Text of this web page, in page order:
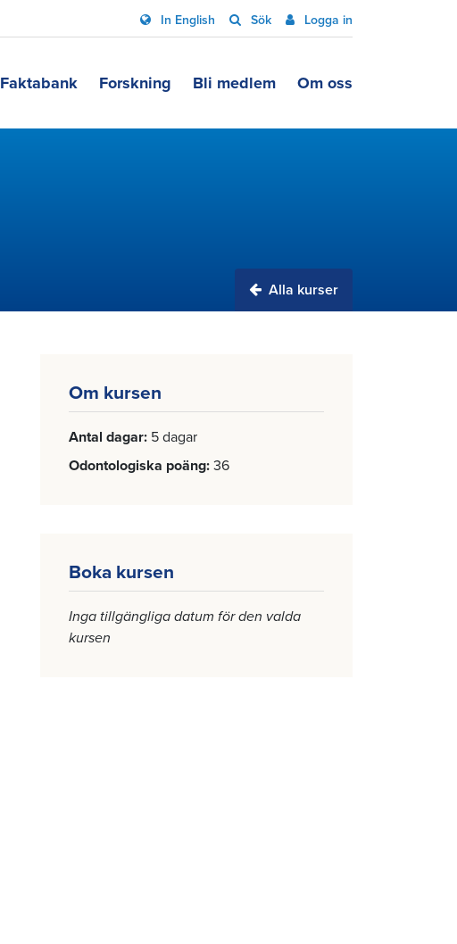
In English Sök Logga in
Faktabank Forskning Bli medlem Om oss
Alla kurser
Om kursen
Antal dagar 5 dagar
Odontologiska poäng 36
Boka kursen
Inga tillgängliga datum för den valda
kursen